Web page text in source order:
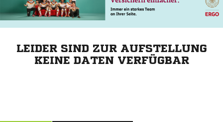
LEIDER SIND ZUR AUFSTELLUNG
KEINE DATEN VERFÜGBAR